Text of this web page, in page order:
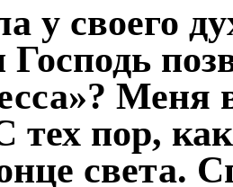
у своего
Меня
тех пор,
света.